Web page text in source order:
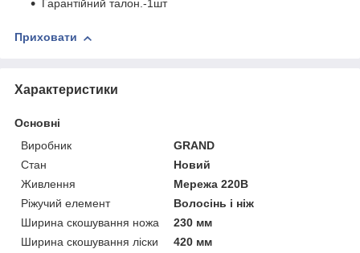
Гарантійний талон.-1шт
Приховати
Характеристики
Основні
Виробник
GRAND
Стан
Новий
Живлення
Мережа 220В
Ріжучий елемент
Волосінь і ніж
Ширина скошування ножа
230 мм
Ширина скошування ліски
420 мм